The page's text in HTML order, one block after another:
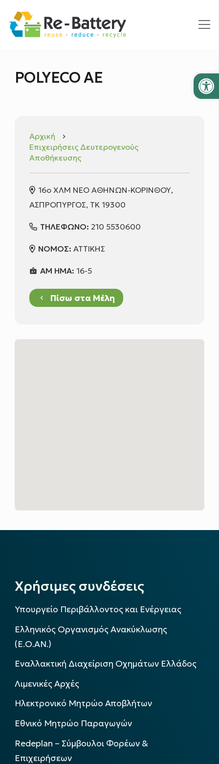
POLYECO ΑΕ
Αρχική keyboard_arrow_right
Επιχειρήσεις Δευτερογενούς
Αποθήκευσης
16ο ΧΛΜ ΝΕΟ ΑΘΗΝΩΝ-ΚΟΡΙΝΘΟΥ,
ΑΣΠΡΟΠΥΡΓΟΣ, ΤΚ 19300
ΤΗΛΕΦΩΝΟ: 210 5530600
ΝΟΜΟΣ:ΑΤΤΙΚΗΣ
badge ΑΜ ΗΜΑ:16-5
keyboard_arrow_left Πίσω στα Μέλη
Χρήσιμες συνδέσεις
Υπουργείο Περιβάλλοντος και Ενέργειας
Ελληνικός Οργανισμός Ανακύκλωσης
(Ε.Ο.ΑΝ.)
Εναλλακτική Διαχείριση Οχημάτων Ελλάδος
Λιμενικές Αρχές
Ηλεκτρονικό Μητρώο Αποβλήτων
Εθνικό Μητρώο Παραγωγών
Redeplan – Σύμβουλοι Φορέων &
Επιχειρήσεων